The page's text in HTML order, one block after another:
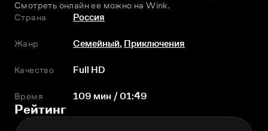
Смотреть онлайн ее можно на Wink.
Страна
Россия
Жанр Семейный, Приключения
Качество Full HD
Время 109 мин / 01:49
Рейтинг